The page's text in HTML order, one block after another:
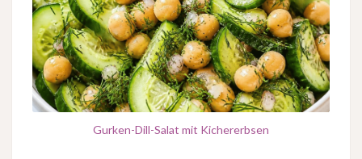
Gurken-Dill-Salat mit Kichererbsen